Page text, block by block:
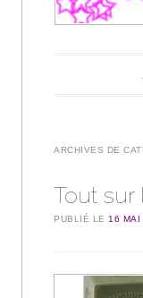
Menu
Aller au
ARCHIVES DE
Tout sur
PUBLIÉ LE16 MAI